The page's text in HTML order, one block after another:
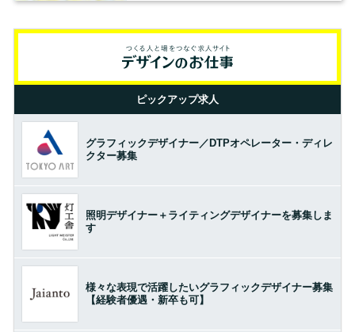
ピックアップ求人
グラフィックデザイナー／DTPオペレーター・ディレ
クター募集
照明デザイナー＋ライティングデザイナーを募集しま
す
様々な表現で活躍したいグラフィックデザイナー募集
【経験者優遇・新卒も可】